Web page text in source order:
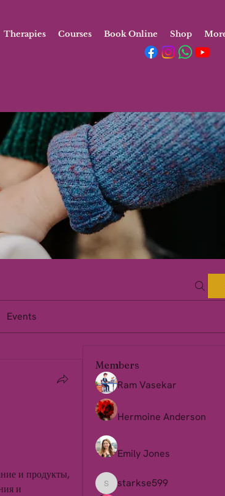
Therapies Courses Book Online Shop
Events
и продукты,
и
Members
Ram Vasekar
Hermoine Anderson
Emily Jones
starkse599
starkse599